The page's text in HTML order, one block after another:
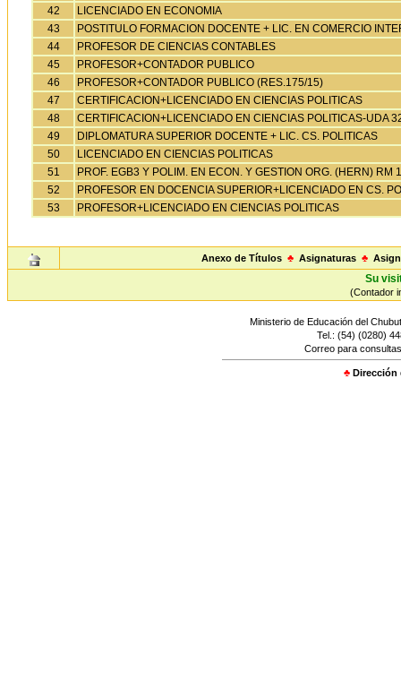
42
LICENCIADO EN ECONOMIA
43
POSTITULO FORMACION DOCENTE + LIC. EN COMERCIO
44
PROFESOR DE CIENCIAS CONTABLES
45
PROFESOR+CONTADOR PUBLICO
46
PROFESOR+CONTADOR PUBLICO (RES.175/15)
47
CERTIFICACION+LICENCIADO EN CIENCIAS POLITICAS
48
CERTIFICACION+LICENCIADO EN CIENCIAS POLITICAS-UDA
49
DIPLOMATURA SUPERIOR DOCENTE + LIC. CS. POLITICAS
50
LICENCIADO EN CIENCIAS POLITICAS
51
PROF. EGB3 Y POLIM. EN ECON. Y GESTION ORG. (HERN) RM
52
PROFESOR EN DOCENCIA SUPERIOR+LICENCIADO EN CS.
53
PROFESOR+LICENCIADO EN CIENCIAS POLITICAS
Anexo de Títulos ♣ Asignaturas ♣
Su
(Contador
Ministerio de Educación del
Tel.: (54) (0280)
Correo para
♣ Dirección